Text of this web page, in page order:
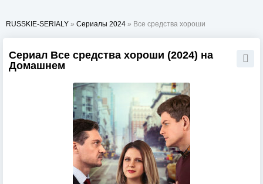
RUSSKIE-SERIALY » Сериалы 2024 » Все средства хороши
Сериал Все средства хороши (2024) на
Домашнем